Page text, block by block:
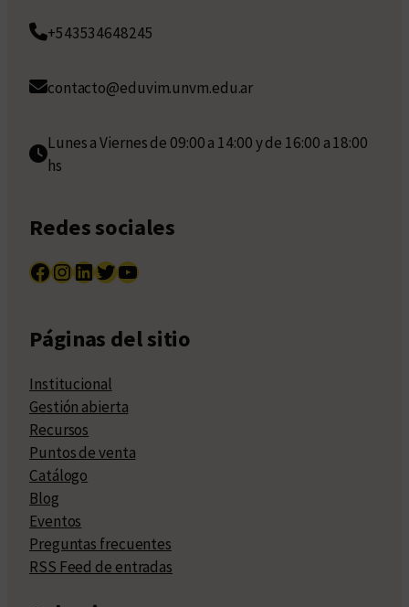
+543534648245
contacto@eduvim.unvm.edu.ar
Lunes a Viernes de 09:00 a 14:00 y de 16:00 a 18:00
hs
Redes sociales
Facebook InstagramLinkedIn Twitter YouTube
Páginas del sitio
Institucional
Gestión abierta
Recursos
Puntos de venta
Catálogo
Blog
Eventos
Preguntas frecuentes
RSS Feed de entradas